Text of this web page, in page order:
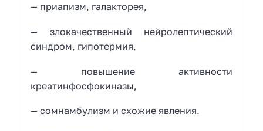
— приапизм, галакторея,
— злокачественный нейролептический
синдром, гипотермия,
— повышение активности
креатинфосфокиназы,
— сомнамбулизм и схожие явления.